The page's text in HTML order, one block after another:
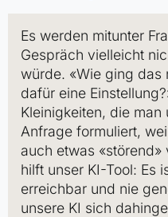
Es werden mitunter
Gespräch vielleicht
würde. «Wie ging das
dafür eine
Kleinigkeiten, die
Anfrage formuliert,
auch etwas «störend»
hilft unser KI-Tool: Es
erreichbar und nie
unsere KI sich